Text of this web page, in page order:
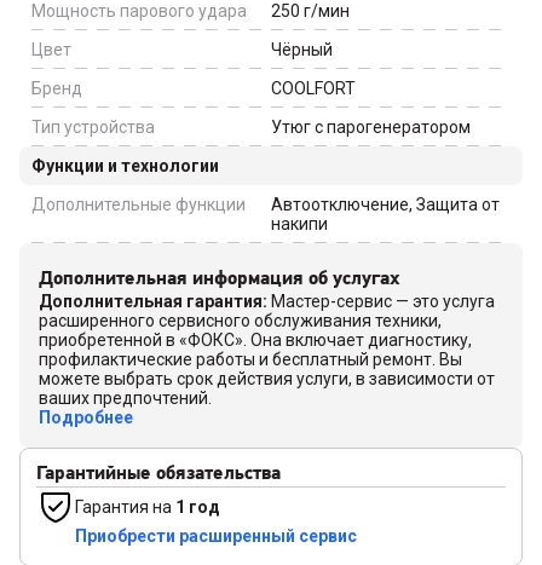
Мощность парового удара
250 г/мин
Цвет
Чёрный
Бренд
COOLFORT
Тип устройства
Утюг с парогенератором
Функции и технологии
Дополнительные функции
Автоотключение, Защита от
накипи
Дополнительная информация об услугах
Дополнительная гарантия: Мастер-сервис — это услуга
расширенного сервисного обслуживания техники,
приобретенной в «ФОКС». Она включает диагностику,
профилактические работы и бесплатный ремонт. Вы
можете выбрать срок действия услуги, в зависимости от
ваших предпочтений.
Подробнее
Гарантийные обязательства
Гарантия на 1 год
Приобрести расширенный сервис